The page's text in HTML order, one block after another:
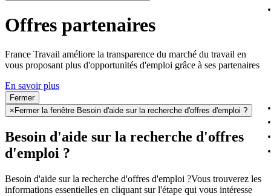
Offres partenaires
France Travail améliore la transparence du marché du travail en
vous proposant plus d'opportunités d'emploi grâce à ses partenaires
En savoir plus
Fermer
× Fermer la fenêtre Besoin d'aide sur la recherche d'offres d'emploi ?
Besoin d'aide sur la recherche d'offres
d'emploi ?
Besoin d'aide sur la recherche d'offres d'emploi ?Vous trouverez les
informations essentielles en cliquant sur l'étape qui vous intéresse